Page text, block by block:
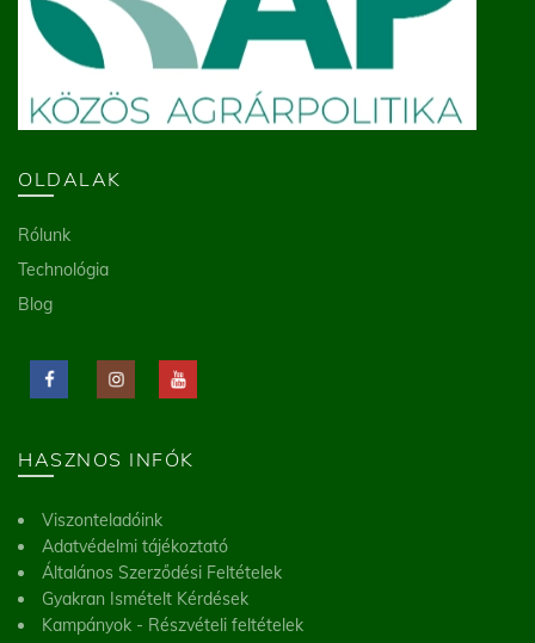
OLDALAK
Rólunk
Technológia
Blog
HASZNOS INFÓK
Viszonteladóink
Adatvédelmi tájékoztató
Általános Szerződési Feltételek
Gyakran Ismételt Kérdések
Kampányok - Részvételi feltételek